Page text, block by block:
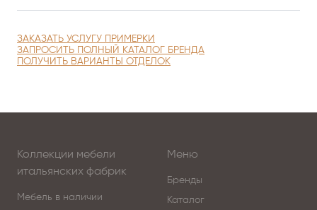
наработки дизайнеров в осязаемые произведения
достигается благодаря игре света в хрустале –
создавая чарующие калейдоскопы отражений, он
Отдавая предпочтение светильникам компании
комфортом.
Создавайте элитный интерьер вместе с нами!
ЗАКАЗАТЬ УСЛУГУ ПРИМЕРКИ
ЗАПРОСИТЬ ПОЛНЫЙ КАТАЛОГ БРЕНДА
ПОЛУЧИТЬ ВАРИАНТЫ ОТДЕЛОК
Коллекции мебели
итальянских фабрик
Мебель в наличии
Меню
Бренды
Каталог